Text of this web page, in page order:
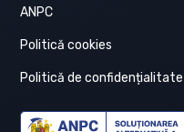
ANPC
Politică cookies
Politică de confidențialitate